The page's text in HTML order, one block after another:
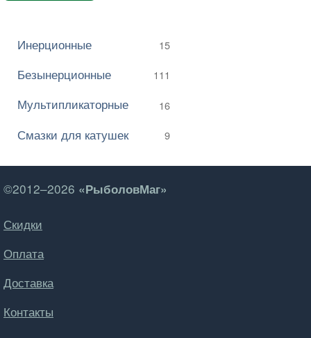
Инерционные 15
Безынерционные 111
Мультипликаторные 16
Смазки для катушек 9
©2012–2026 «РыболовМаг»
Скидки
Оплата
Доставка
Контакты